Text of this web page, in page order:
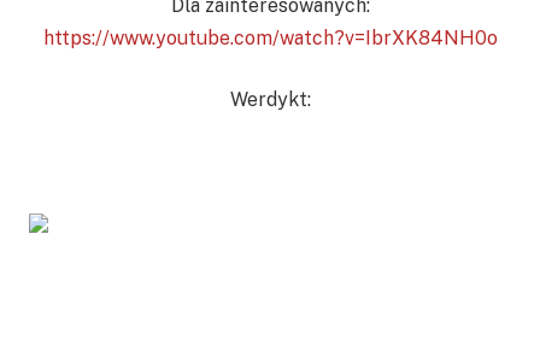
Dla zainteresowanych:
https://www.youtube.com/watch?v=IbrXK84NH0o
Werdykt: